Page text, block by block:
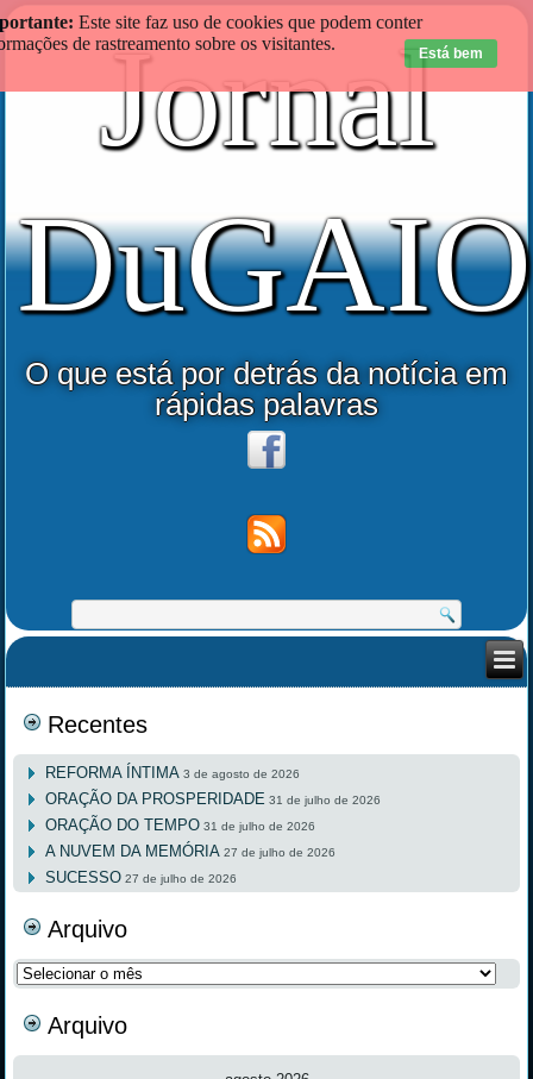
Jornal
DuGAIO
O que está por detrás da notícia em
rápidas palavras
Recentes
REFORMA ÍNTIMA 3 de agosto de 2026
ORAÇÃO DA PROSPERIDADE 31 de julho de 2026
ORAÇÃO DO TEMPO 31 de julho de 2026
A NUVEM DA MEMÓRIA 27 de julho de 2026
SUCESSO 27 de julho de 2026
Arquivo
Arquivo
Arquivo
Este site faz uso de cookies que podem conter
de rastreamento sobre os visitantes.
Está bem